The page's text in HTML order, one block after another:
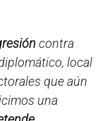
contra
local
que aún
una